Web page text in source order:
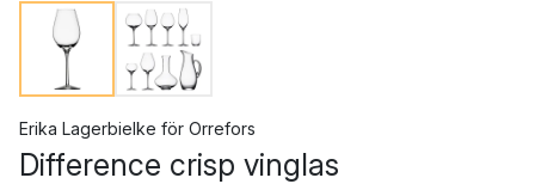
Erika Lagerbielke för Orrefors
Difference crisp vinglas